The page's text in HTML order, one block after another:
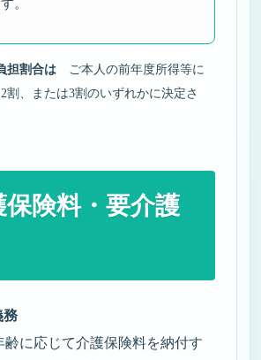
。
担割合は ご本人の前年度所得等に
割、または3割のいずれかに決定さ
保険料・要介護
務
齢に応じて介護保険料を納付す